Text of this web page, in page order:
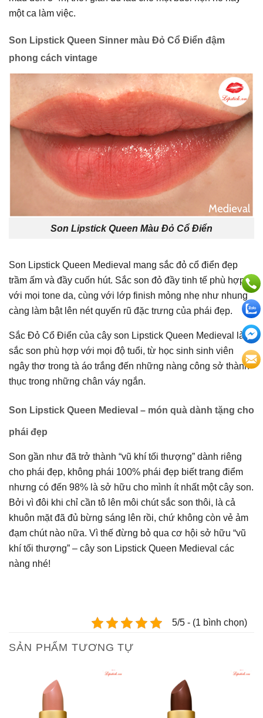
một ca làm việc.
Son Lipstick Queen Sinner màu Đỏ Cổ Điển đậm
phong cách vintage
Son Lipstick Queen Màu Đỏ Cổ Điển
Son Lipstick Queen Medieval mang sắc đỏ cổ điển đẹp
trầm ấm và đầy cuốn hút. Sắc son đỏ đầy tinh tế phù hợp
với mọi tone da, cùng với lớp finish mỏng nhẹ như nhung
càng làm bật lên nét quyến rũ đặc trưng của phái đẹp.
Sắc Đỏ Cổ Điển của cây son Lipstick Queen Medieval là
sắc son phù hợp với mọi độ tuổi, từ học sinh sinh viên
ngây thơ trong tà áo trắng đến những nàng công sở thành
thục trong những chân váy ngắn.
Son Lipstick Queen Medieval – món quà dành tặng cho
phái đẹp
Son gần như đã trở thành “vũ khí tối thượng” dành riêng
cho phái đẹp, không phái 100% phái đẹp biết trang điểm
nhưng có đến 98% là sở hữu cho mình ít nhất một cây son.
Bởi vì đôi khi chỉ cần tô lên môi chút sắc son thôi, là cả
khuôn mặt đã đủ bừng sáng lên rồi, chứ không còn vẻ ảm
đạm chút nào nữa. Vì thế đừng bỏ qua cơ hội sở hữu “vũ
khí tối thượng” – cây son Lipstick Queen Medieval các
nàng nhé!
5/5 - (1 bình chọn)
SẢN PHẨM TƯƠNG TỰ